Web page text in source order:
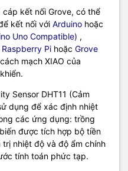
kết nối Grove, có thể
kết nối với Arduino hoặc
Uno Compatible) ,
Raspberry Pi hoặc Grove
mạch XIAO của
Sensor DHT11 (Cảm
dụng để xác định nhiệt
các ứng dụng: trồng
được tích hợp bộ tiền
nhiệt độ và độ ẩm chính
tính toán phức tạp.